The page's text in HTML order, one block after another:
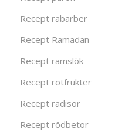
Recept rabarber
Recept Ramadan
Recept ramslök
Recept rotfrukter
Recept rädisor
Recept rödbetor